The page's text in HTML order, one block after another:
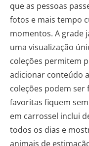
que as pessoas
fotos e mais tempo
momentos. A grade
uma visualização
coleções permitem
adicionar conteúdo
coleções podem ser
favoritas fiquem
em carrossel inclui
todos os dias e
animais de